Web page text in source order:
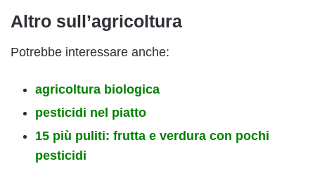
Altro sull’agricoltura
Potrebbe interessare anche:
agricoltura biologica
pesticidi nel piatto
15 più puliti: frutta e verdura con pochi
pesticidi